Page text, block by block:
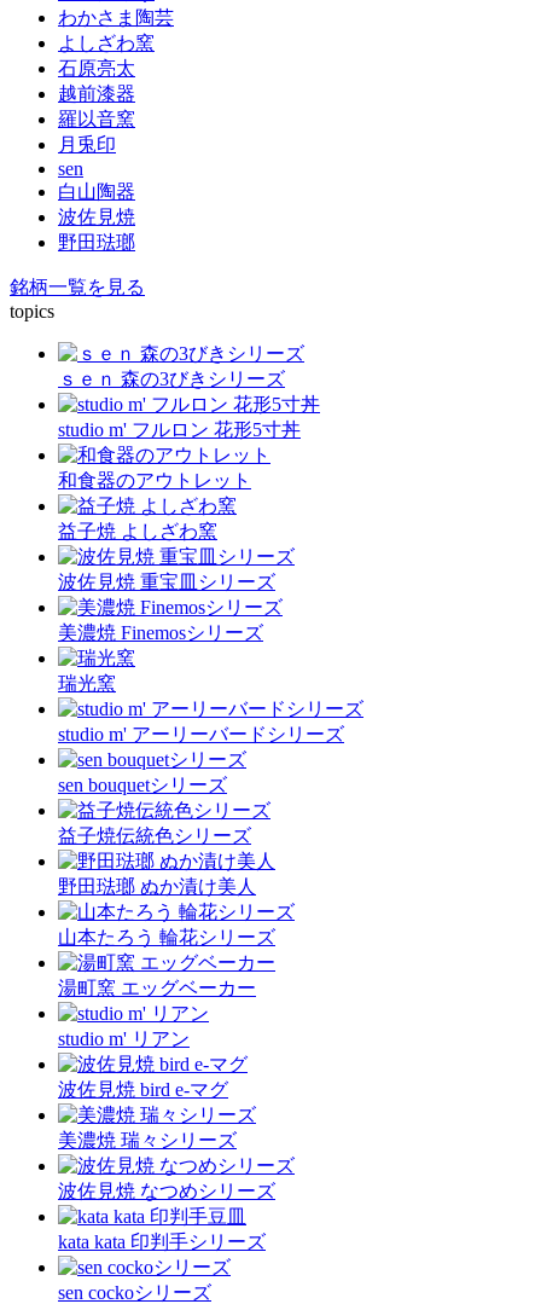
わかさま陶芸
よしざわ窯
石原亮太
越前漆器
羅以音窯
月兎印
sen
白山陶器
波佐見焼
野田琺瑯
銘柄一覧を見る
topics
ｓｅｎ 森の3びきシリーズ
studio m' フルロン 花形5寸丼
和食器のアウトレット
益子焼 よしざわ窯
波佐見焼 重宝皿シリーズ
美濃焼 Finemosシリーズ
瑞光窯
studio m' アーリーバードシリーズ
sen bouquetシリーズ
益子焼伝統色シリーズ
野田琺瑯 ぬか漬け美人
山本たろう 輪花シリーズ
湯町窯 エッグベーカー
studio m' リアン
波佐見焼 bird e-マグ
美濃焼 瑞々シリーズ
波佐見焼 なつめシリーズ
kata kata 印判手シリーズ
sen cockoシリーズ